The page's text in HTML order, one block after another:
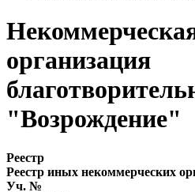
организация
"Возрождение"
Реестр
Реестр иных некоммерческих
Уч. №